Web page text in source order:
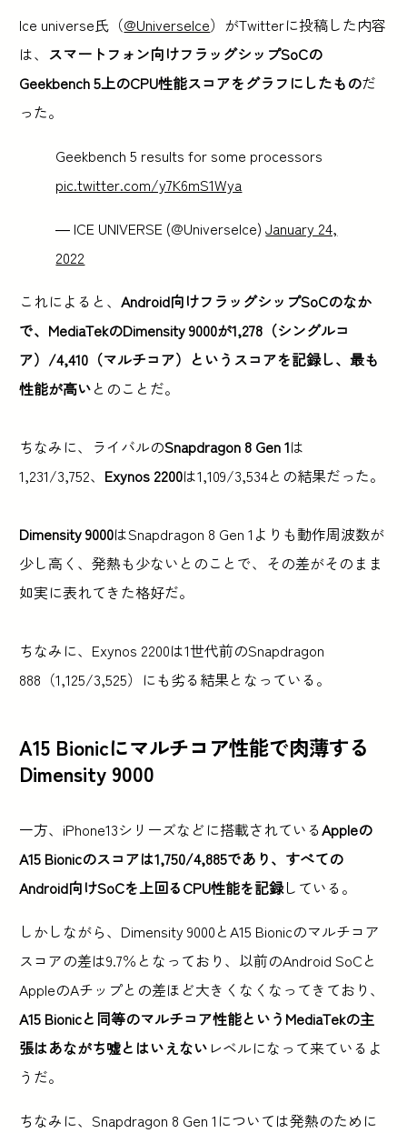
Ice universe氏（@UniverseIce）がTwitterに投稿した内容
は、 スマートフォン向けフラッグシップSoCの
Geekbench 5上のCPU性能スコアをグラフにしたものだ
った。
Geekbench 5 results for some processors
pic.twitter.com/y7K6mS1Wya
— ICE UNIVERSE (@UniverseIce)January 24,
2022
これによると、Android向けフラッグシップSoCのなか
で、MediaTekのDimensity 9000が1,278（シングルコ
ア）/4,410（マルチコア）というスコアを記録し、最も
性能が高いとのことだ。
ちなみに、ライバルのSnapdragon 8 Gen 1は
1,231/3,752、 Exynos 2200は1,109/3,534との結果だった。
Dimensity 9000はSnapdragon 8 Gen 1よりも動作周波数が
少し高く、発熱も少ないとのことで、その差がそのまま
如実に表れてきた格好だ。
ちなみに、Exynos 2200は1世代前のSnapdragon
888（1,125/3,525）にも劣る結果となっている。
A15 Bionicにマルチコア性能で肉薄する
Dimensity 9000
一方、iPhone13シリーズなどに搭載されているAppleの
A15 Bionicのスコアは1,750/4,885であり、すべての
Android向けSoCを上回るCPU性能を記録している。
しかしながら、Dimensity 9000とA15 Bionicのマルチコア
スコアの差は9.7％となっており、以前のAndroid SoCと
AppleのAチップとの差ほど大きくなくなってきており、
A15 Bionicと同等のマルチコア性能というMediaTekの主
張はあながち嘘とはいえない レベルになって来ているよ
うだ。
ちなみに、Snapdragon 8 Gen 1については発熱のために